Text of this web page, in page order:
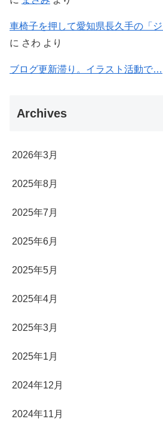
車椅子を押して愛知県長久手の「
に さわ より
ブログ更新滞り。イラスト活動で…
Archives
2026年3月
2025年8月
2025年7月
2025年6月
2025年5月
2025年4月
2025年3月
2025年1月
2024年12月
2024年11月